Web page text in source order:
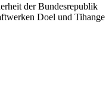
der Bundesrepublik
Doel und Tihange